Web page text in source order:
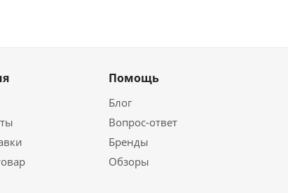
Помощь
Блог
Вопрос-ответ
Бренды
Обзоры